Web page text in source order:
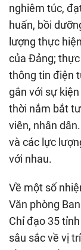
nghiêm túc,
huấn, bồi
lượng thực
của Đảng;
thông tin điện
gắn với sự
thời nắm bắt
viên, nhân
và các lực
với nhau.
Về một số
Văn phòng
Chỉ đạo 35
sâu sắc về vị